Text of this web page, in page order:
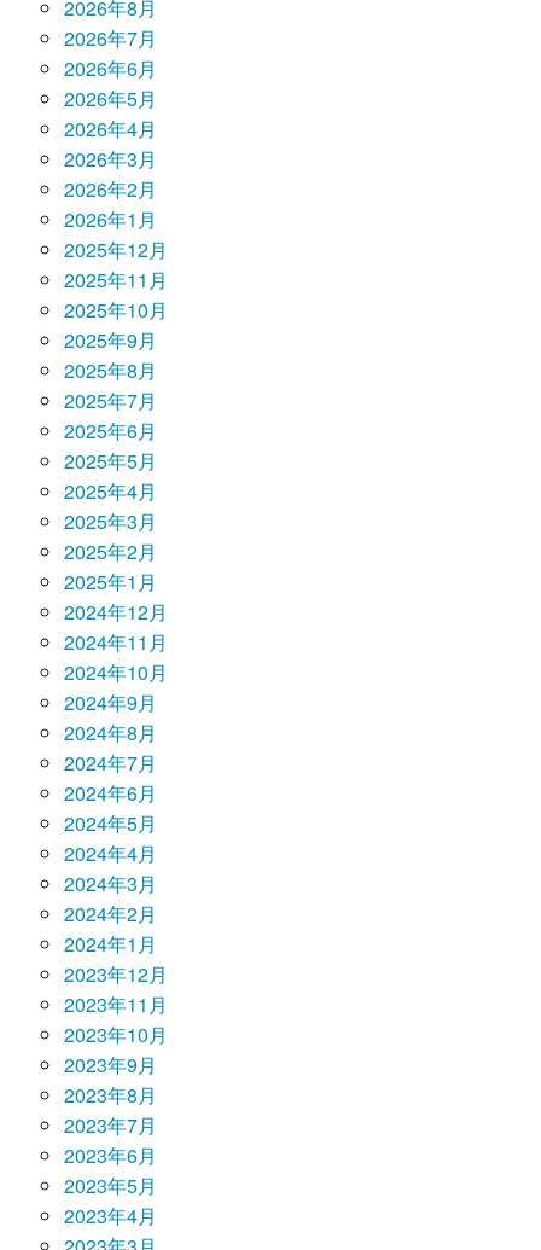
2026年8月
2026年7月
2026年6月
2026年5月
2026年4月
2026年3月
2026年2月
2026年1月
2025年12月
2025年11月
2025年10月
2025年9月
2025年8月
2025年7月
2025年6月
2025年5月
2025年4月
2025年3月
2025年2月
2025年1月
2024年12月
2024年11月
2024年10月
2024年9月
2024年8月
2024年7月
2024年6月
2024年5月
2024年4月
2024年3月
2024年2月
2024年1月
2023年12月
2023年11月
2023年10月
2023年9月
2023年8月
2023年7月
2023年6月
2023年5月
2023年4月